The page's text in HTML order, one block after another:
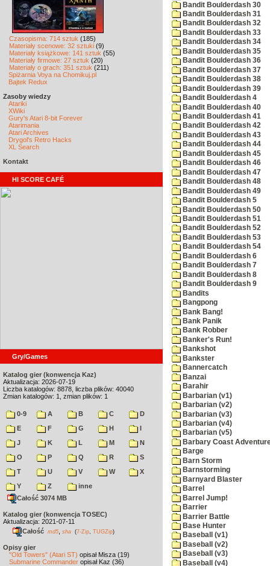
Czasopisma: 714 sztuk (185)
Materiały scenowe: 32 sztuki (9)
Materiały książkowe: 141 sztuk (55)
Materiały firmowe: 27 sztuk (20)
Materiały o grach: 351 sztuk (211)
Spiżarnia Voya na Chomikuj.pl
Bajtek Redux
Zasoby wiedzy
Atariki
XWiki
Gury's Atari 8-bit Forever
Atarimania
Atari Archives
Drygol's Retro Hacks
XL Search
Kontakt
HI SCORE CAFÉ
Gry/Games
Katalog gier (konwencja Kaz)
Aktualizacja: 2026-07-19
Liczba katalogów: 8878, liczba plików: 40040
Zmian katalogów: 1, zmian plików: 1
0-9 A B C
D
E
F G H
I
J
K L M
N
O
P Q R
S
T
U V W
X
Y
Z
inne
Całość 3074 MB
Katalog gier (konwencja TOSEC)
Aktualizacja: 2021-07-11
Całość md5 sha (7-Zip TUGZip)
Opisy gier
"Old Towers" (Atari ST) opisał Misza (19)
Submarine Commander opisał Kaz (36)
Bandit Boulderdash 30
Bandit Boulderdash 31
Bandit Boulderdash 32
Bandit Boulderdash 33
Bandit Boulderdash 34
Bandit Boulderdash 35
Bandit Boulderdash 36
Bandit Boulderdash 37
Bandit Boulderdash 38
Bandit Boulderdash 39
Bandit Boulderdash 4
Bandit Boulderdash 40
Bandit Boulderdash 41
Bandit Boulderdash 42
Bandit Boulderdash 43
Bandit Boulderdash 44
Bandit Boulderdash 45
Bandit Boulderdash 46
Bandit Boulderdash 47
Bandit Boulderdash 48
Bandit Boulderdash 49
Bandit Boulderdash 5
Bandit Boulderdash 50
Bandit Boulderdash 51
Bandit Boulderdash 52
Bandit Boulderdash 53
Bandit Boulderdash 54
Bandit Boulderdash 6
Bandit Boulderdash 7
Bandit Boulderdash 8
Bandit Boulderdash 9
Bandits
Bangpong
Bank Bang!
Bank Panik
Bank Robber
Banker's Run!
Bankshot
Bankster
Bannercatch
Banzai
Barahir
Barbarian (v1)
Barbarian (v2)
Barbarian (v3)
Barbarian (v4)
Barbarian (v5)
Barbary Coast
Barge
Barn Storm
Barnstorming
Barnyard Blaster
Barrel
Barrel Jump!
Barrier
Barrier Battle
Base Hunter
Baseball (v1)
Baseball (v2)
Baseball (v3)
Baseball (v4)